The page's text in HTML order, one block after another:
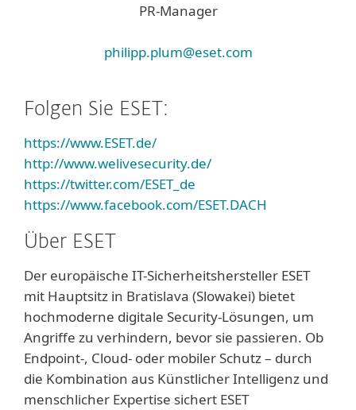
PR-Manager
philipp.plum@eset.com
Folgen Sie ESET:
https://www.ESET.de/
http://www.welivesecurity.de/
https://twitter.com/ESET_de
https://www.facebook.com/ESET.DACH
Über ESET
Der europäische IT-Sicherheitshersteller ESET
mit Hauptsitz in Bratislava (Slowakei) bietet
hochmoderne digitale Security-Lösungen, um
Angriffe zu verhindern, bevor sie passieren. Ob
Endpoint-, Cloud- oder mobiler Schutz – durch
die Kombination aus Künstlicher Intelligenz und
menschlicher Expertise sichert ESET